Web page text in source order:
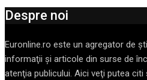
Despre noi
Euronline.ro este un agregator de
informaţii şi articole din surse de
atenţia publicului. Aici veţi putea